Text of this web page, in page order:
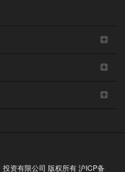
资有限公司 版权所有沪ICP备